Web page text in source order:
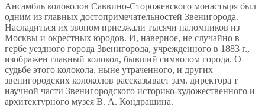
Ансамбль колоколов Саввино-Сторожевского монастыря был
одним из главных достопримечательностей Звенигорода.
Насладиться их звоном приезжали тысячи паломников из
Москвы и окрестных юродов. И, наверное, не случайно в
гербе уездного города Звенигорода, учрежденного в 1883 г.,
изображен главный колокол, бывший символом города. О
судьбе этого колокола, ныне утраченного, и других
звенигородских колоколов рассказывает зам. директора т
научной части Звенигородского историко-художественного и
архитектурного музея В. А. Кондрашина.